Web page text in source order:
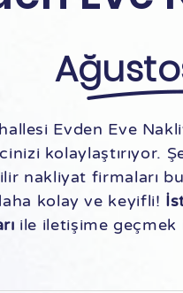
Evden Eve
kolaylaştırıyor.
nakliyat firmaları
kolay ve keyifli!
ile iletişime